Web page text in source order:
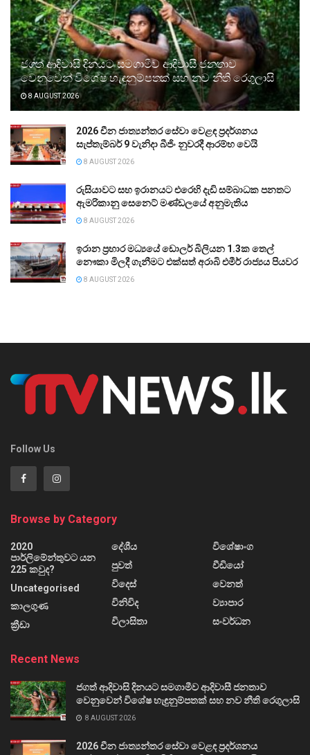
ජගත් ආදිවාසි දිනයට සමගාමීව ආදිවාසී ජනතාව
වෙනුවෙන් විශේෂ හැඳුනුම්පතක් සහ නව නීති රෙගුලාසි
8 AUGUST 2026
2026 චීන ජාත්‍යන්තර සේවා වෙළඳ ප්‍රදර්ශනය
සැප්තැම්බර් 9 වැනිදා බීජිං නුවරදී ආරම්භ වෙයි
8 AUGUST 2026
රුසියාවට සහ ඉරානයට එරෙහි දැඩි සම්බාධක පනතට
ඇමරිකානු සෙනෙට් මණ්ඩලයේ අනුමැතිය
8 AUGUST 2026
ඉරාන ප්‍රහාර මධ්‍යයේ ඩොලර් බිලියන 1.3ක තෙල්
නෞකා මිලදී ගැනීමට එක්සත් අරාබි එමීර් රාජ්‍යය පියවර
8 AUGUST 2026
Follow Us
Browse by Category
2020
පාර්ලිමේන්තුවට යන
225 කවුද?
Uncategorised
කාලගුණ
ක්‍රීඩා
දේශීය
පුවත්
විදෙස්
විනිවිද
විලාසිතා
විශේෂාංග
වීඩියෝ
වෙනත්
ව්‍යාපාර
සංවර්ධන
Recent News
ජගත් ආදිවාසි දිනයට සමගාමීව ආදිවාසී ජනතාව
වෙනුවෙන් විශේෂ හැඳුනුම්පතක් සහ නව නීති රෙගුලාසි
8 AUGUST 2026
2026 චීන ජාත්‍යන්තර සේවා වෙළඳ ප්‍රදර්ශනය